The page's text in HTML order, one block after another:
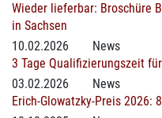
Wieder lieferbar: Broschüre
in Sachsen
10.02.2026
News
3 Tage Qualifizierungszeit
03.02.2026
News
Erich-Glowatzky-Preis 2026: